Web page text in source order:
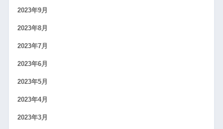
2023年9月
2023年8月
2023年7月
2023年6月
2023年5月
2023年4月
2023年3月